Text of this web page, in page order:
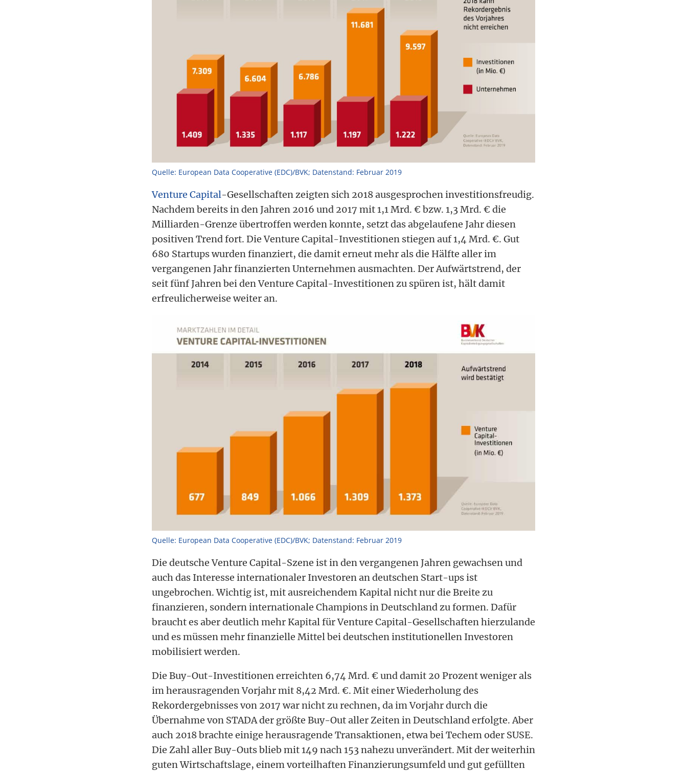
Quelle: European Data Cooperative (EDC)/BVK; Datenstand: Februar 2019
Venture Capital-Gesellschaften zeigten sich 2018 ausgesprochen investitionsfreudig.
Nachdem bereits in den Jahren 2016 und 2017 mit 1,1 Mrd. € bzw. 1,3 Mrd. € die
Milliarden-Grenze übertroffen werden konnte, setzt das abgelaufene Jahr diesen
positiven Trend fort. Die Venture Capital-Investitionen stiegen auf 1,4 Mrd. €. Gut
680 Startups wurden finanziert, die damit erneut mehr als die Hälfte aller im
vergangenen Jahr finanzierten Unternehmen ausmachten. Der Aufwärtstrend, der
seit fünf Jahren bei den Venture Capital-Investitionen zu spüren ist, hält damit
erfreulicherweise weiter an.
Quelle: European Data Cooperative (EDC)/BVK; Datenstand: Februar 2019
Die deutsche Venture Capital-Szene ist in den vergangenen Jahren gewachsen und
auch das Interesse internationaler Investoren an deutschen Start-ups ist
ungebrochen. Wichtig ist, mit ausreichendem Kapital nicht nur die Breite zu
finanzieren, sondern internationale Champions in Deutschland zu formen. Dafür
braucht es aber deutlich mehr Kapital für Venture Capital-Gesellschaften hierzulande
und es müssen mehr finanzielle Mittel bei deutschen institutionellen Investoren
mobilisiert werden.
Die Buy-Out-Investitionen erreichten 6,74 Mrd. € und damit 20 Prozent weniger als
im herausragenden Vorjahr mit 8,42 Mrd. €. Mit einer Wiederholung des
Rekordergebnisses von 2017 war nicht zu rechnen, da im Vorjahr durch die
Übernahme von STADA der größte Buy-Out aller Zeiten in Deutschland erfolgte. Aber
auch 2018 brachte einige herausragende Transaktionen, etwa bei Techem oder SUSE.
Die Zahl aller Buy-Outs blieb mit 149 nach 153 nahezu unverändert. Mit der weiterhin
guten Wirtschaftslage, einem vorteilhaften Finanzierungsumfeld und gut gefüllten